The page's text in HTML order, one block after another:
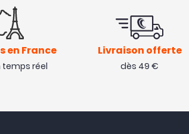
en France
temps réel
Livraison offerte
dès 49 €